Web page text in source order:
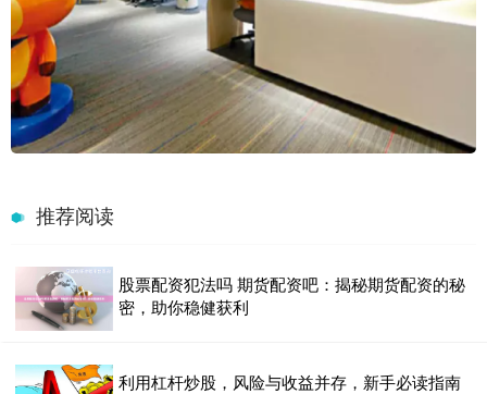
推荐阅读
股票配资犯法吗 期货配资吧：揭秘期货配资的秘
密，助你稳健获利
利用杠杆炒股，风险与收益并存，新手必读指南